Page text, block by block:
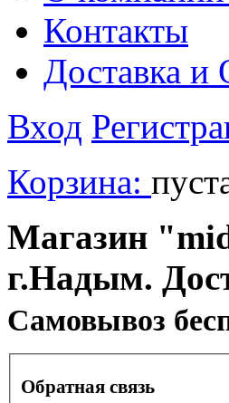
Контакты
Доставка и
Вход
Корзина:
Магазин
г.Надым.
Cамовывоз
Обратная связь